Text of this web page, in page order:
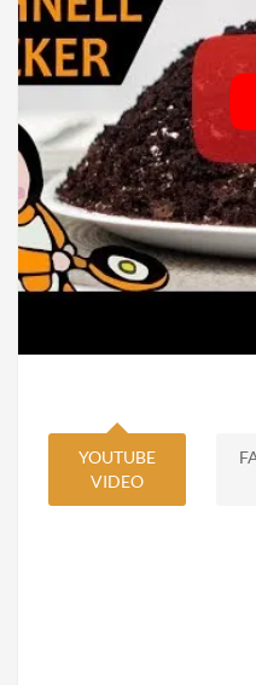
YOUTUBE
VIDEO